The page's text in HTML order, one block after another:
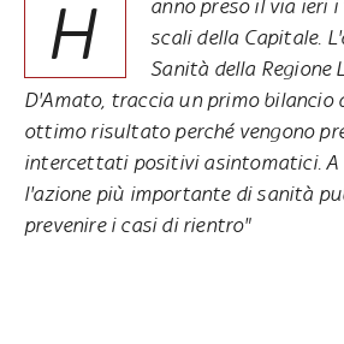
H
anno preso il via ieri
scali della Capitale.
Sanità della Regione
D'Amato, traccia un primo
ottimo risultato perché vengono
intercettati positivi asintomatici. A
l'azione più importante di sanità
prevenire i casi di rientro"